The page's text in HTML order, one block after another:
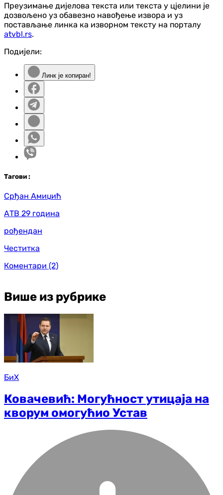
Преузимање дијелова текста или текста у цјелини је
дозвољено уз обавезно навођење извора и уз
постављање линка ка изворном тексту на порталу
atvbl.rs.
Подијели:
Линк је копиран!
Тагови :
Срђан Амиџић
АТВ 29 година
рођендан
Честитка
Коментари (2)
Више из рубрике
БиХ
Ковачевић: Могућност утицаја на
кворум омогућио Устав